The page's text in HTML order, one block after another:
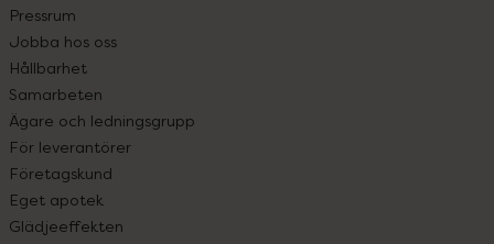
Pressrum
Jobba hos oss
Hållbarhet
Samarbeten
Ägare och ledningsgrupp
För leverantörer
Företagskund
Eget apotek
Glädjeeffekten